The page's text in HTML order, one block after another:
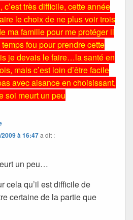
c’est très difficile, cette année
le choix de ne plus voir trois
ma famille pour me protéger il
temps fou pour prendre cette
je devais le faire…la santé en
mais c’est loin d’être facile
avec aisance en choisissant,
soi meurt un peu
2009 à 16:47a dit :
un peu…
cela qu’il est difficile de
certaine de la partie que